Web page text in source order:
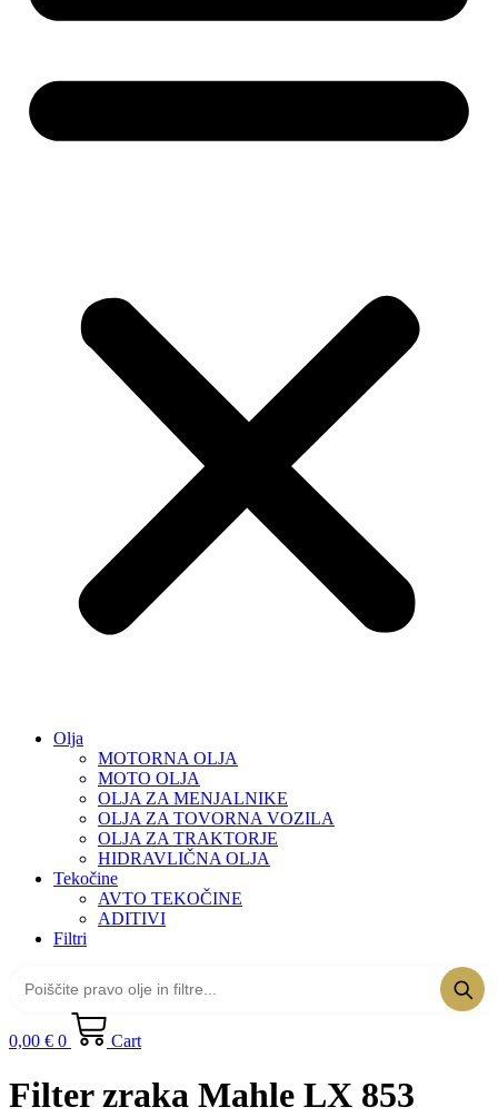
Olja
MOTORNA OLJA
MOTO OLJA
OLJA ZA MENJALNIKE
OLJA ZA TOVORNA VOZILA
OLJA ZA TRAKTORJE
HIDRAVLIČNA OLJA
Tekočine
AVTO TEKOČINE
ADITIVI
Filtri
0,00 € 0 Cart
Filter zraka Mahle LX 853